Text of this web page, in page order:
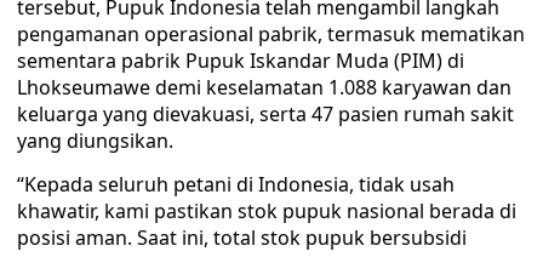
tersebut, Pupuk Indonesia telah mengambil langkah
pengamanan operasional pabrik, termasuk mematikan
sementara pabrik Pupuk Iskandar Muda (PIM) di
Lhokseumawe demi keselamatan 1.088 karyawan dan
keluarga yang dievakuasi, serta 47 pasien rumah sakit
yang diungsikan.
“Kepada seluruh petani di Indonesia, tidak usah
khawatir, kami pastikan stok pupuk nasional berada di
posisi aman. Saat ini, total stok pupuk bersubsidi